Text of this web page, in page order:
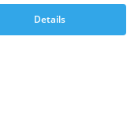
Details